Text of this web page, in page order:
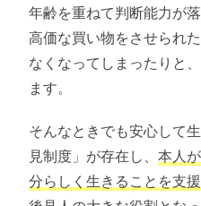
年齢を重ねて判断能力が
高価な買い物をさせられ
なくなってしまったりと
ます。
そんなときでも安心して
見制度」が存在し、 本人
分らしく生きることを支